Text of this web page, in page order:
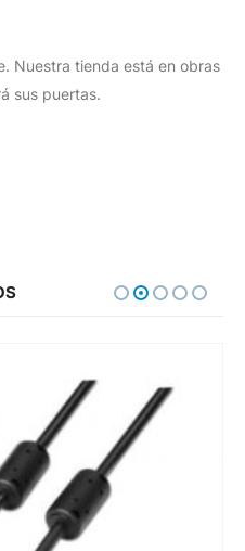
Nuestra tienda está en obras
sus puertas.